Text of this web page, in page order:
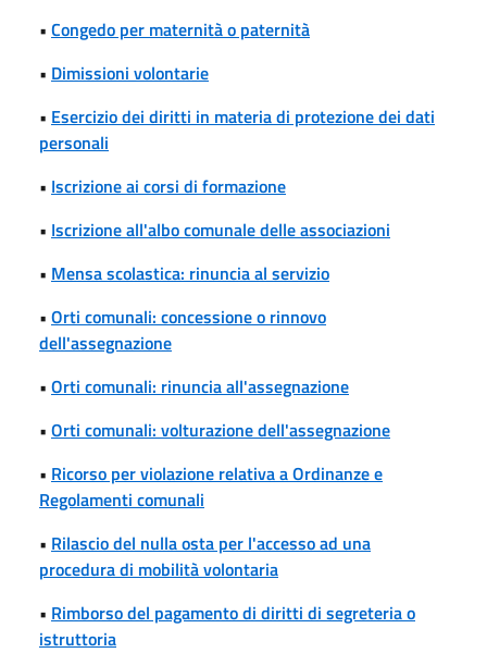
• Congedo per maternità o paternità
• Dimissioni volontarie
• Esercizio dei diritti in materia di protezione dei dati
personali
• Iscrizione ai corsi di formazione
• Iscrizione all'albo comunale delle associazioni
• Mensa scolastica: rinuncia al servizio
• Orti comunali: concessione o rinnovo
dell'assegnazione
• Orti comunali: rinuncia all'assegnazione
• Orti comunali: volturazione dell'assegnazione
• Ricorso per violazione relativa a Ordinanze e
Regolamenti comunali
• Rilascio del nulla osta per l'accesso ad una
procedura di mobilità volontaria
• Rimborso del pagamento di diritti di segreteria o
istruttoria